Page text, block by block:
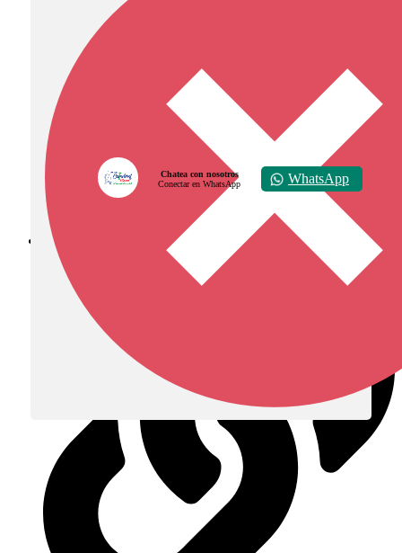
Diócesis de Zipaquirá
Chatea con nosotros
Conectar en WhatsApp
WhatsApp